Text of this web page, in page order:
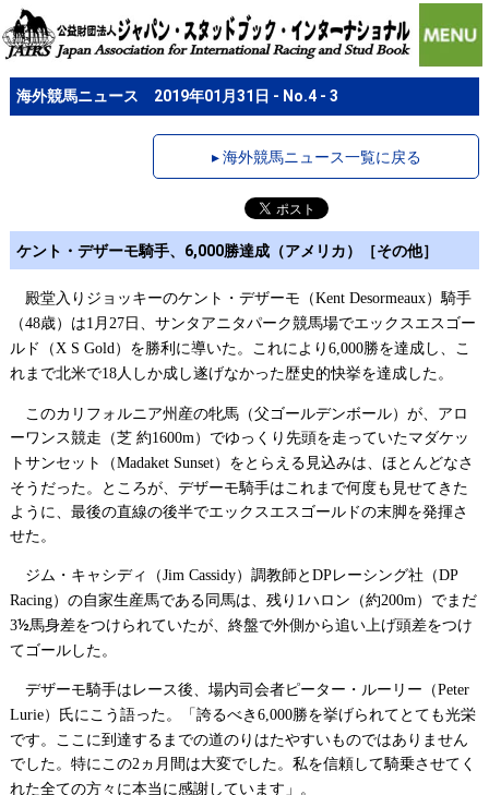
海外競馬ニュース 2019年01月31日 - No.4 - 3
▸ 海外競馬ニュース一覧に戻る
ケント・デザーモ騎手、6,000勝達成（アメリカ）［その他］
殿堂入りジョッキーのケント・デザーモ（Kent Desormeaux）騎手
（48歳）は1 月 27日、サンタアニタパーク競馬場でエックスエスゴー
ルド（X S Gold）を勝利に導いた。これにより 6,000勝を達成し、こ
れまで北米で18人しか成し遂げなかった歴史的快挙を達成した。
このカリフォルニア州産の牝馬（父ゴールデンボール）が、アロ
ーワンス競走（芝 約1600m）でゆっくり先頭を走っていたマダケッ
トサンセット（Madaket Sunset）をとらえる見込みは、ほとんどなさ
そうだった。ところが、デザーモ騎手はこれまで何度も見せてきた
ように、最後の直線の後半でエックスエスゴールドの末脚を発揮さ
せた。
ジム・キャシディ（Jim Cassidy）調教師と DPレーシング社（DP
Racing）の自家生産馬である同馬は、残り 1ハロン（約200m）でまだ
3½馬身差をつけられていたが、終盤で外側から追い上げ頭差をつけ
てゴールした。
デザーモ騎手はレース後、場内司会者ピーター・ルーリー（Peter
Lurie）氏にこう語った。「誇るべき 6,000勝を挙げられてとても光栄
です。ここに到達するまでの道のりはたやすいものではありません
でした。特にこの2ヵ月間は大変でした。私を信頼して騎乗させてく
れた全ての方々に本当に感謝しています」。